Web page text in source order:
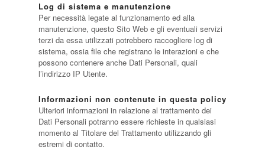
Log di sistema e manutenzione
Per necessità legate al funzionamento ed alla
manutenzione, questo Sito Web e gli eventuali servizi
terzi da essa utilizzati potrebbero raccogliere log di
sistema, ossia file che registrano le interazioni e che
possono contenere anche Dati Personali, quali
l’indirizzo IP Utente.
Informazioni non contenute in questa policy
Ulteriori informazioni in relazione al trattamento dei
Dati Personali potranno essere richieste in qualsiasi
momento al Titolare del Trattamento utilizzando gli
estremi di contatto.